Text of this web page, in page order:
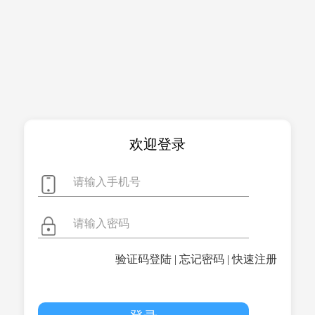
欢迎登录
验证码登陆 | 忘记密码 |快速注册